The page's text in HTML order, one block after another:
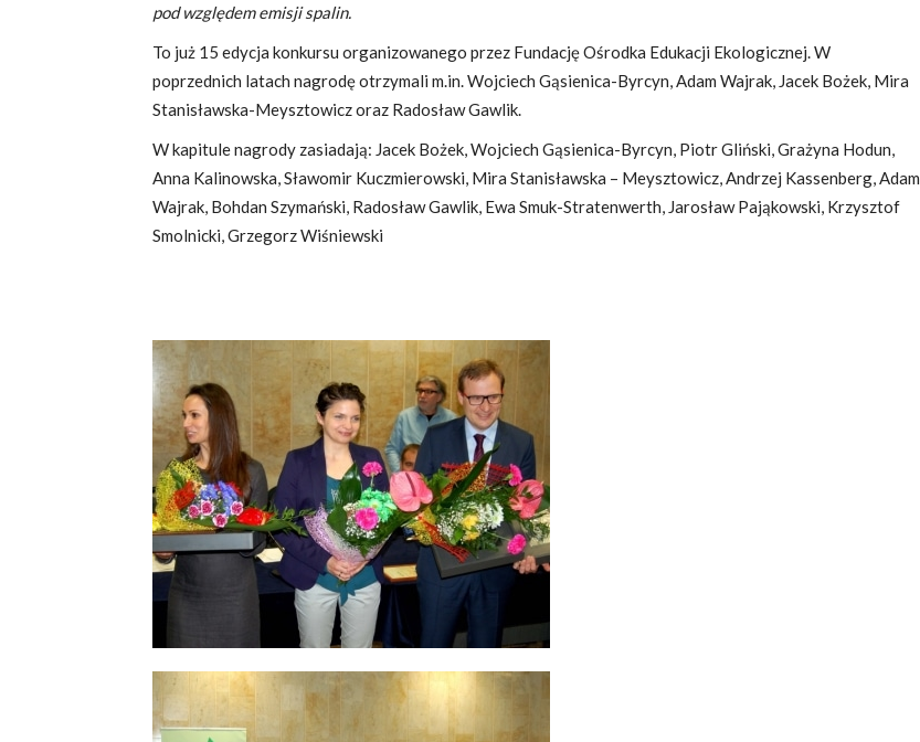
pod względem emisji spalin.
To już 15 edycja konkursu organizowanego przez Fundację Ośrodka Edukacji Ekologicznej. W
poprzednich latach nagrodę otrzymali m.in. Wojciech Gąsienica-Byrcyn, Adam Wajrak, Jacek Bożek, Mira
Stanisławska-Meysztowicz oraz Radosław Gawlik.
W kapitule nagrody zasiadają: Jacek Bożek, Wojciech Gąsienica-Byrcyn, Piotr Gliński, Grażyna Hodun,
Anna Kalinowska, Sławomir Kuczmierowski, Mira Stanisławska – Meysztowicz, Andrzej Kassenberg, Adam
Wajrak, Bohdan Szymański, Radosław Gawlik, Ewa Smuk-Stratenwerth, Jarosław Pająkowski, Krzysztof
Smolnicki, Grzegorz Wiśniewski